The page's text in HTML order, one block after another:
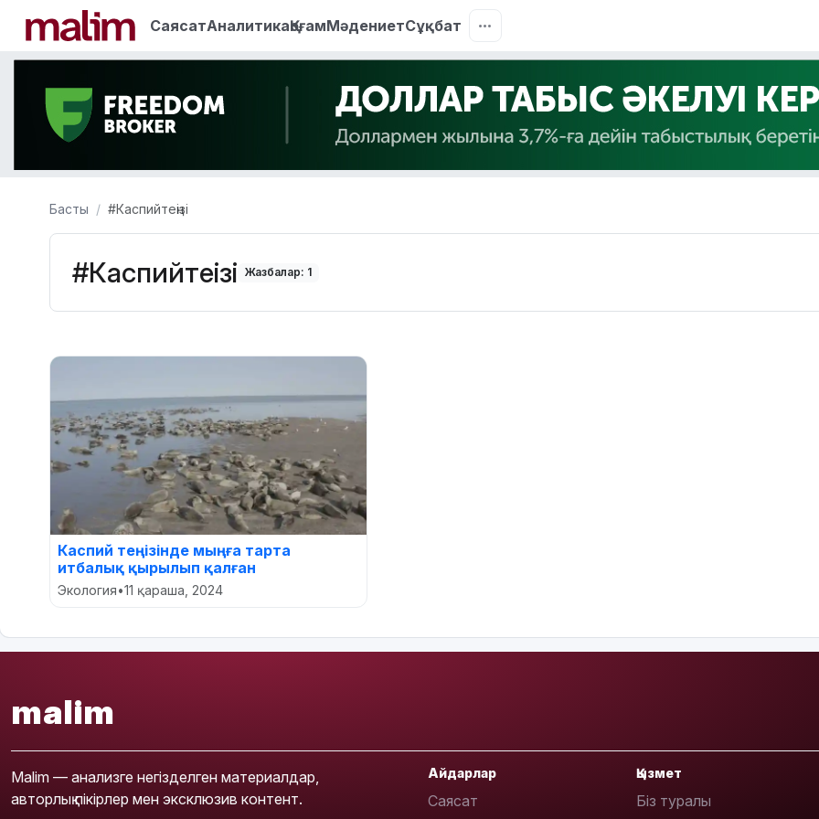
СаясатАналитикаҚоғамМәдениетСұқбат
Басты #Каспийтеңізі
#Каспийтеңізі Жазбалар: 1
Каспий теңізінде мыңға тарта
итбалық қырылып қалған
Экология•11 қараша, 2024
malim
Malim — анализге негізделген материалдар,
авторлық пікірлер мен эксклюзив контент.
Айдарлар
Саясат
Қызмет
Біз туралы